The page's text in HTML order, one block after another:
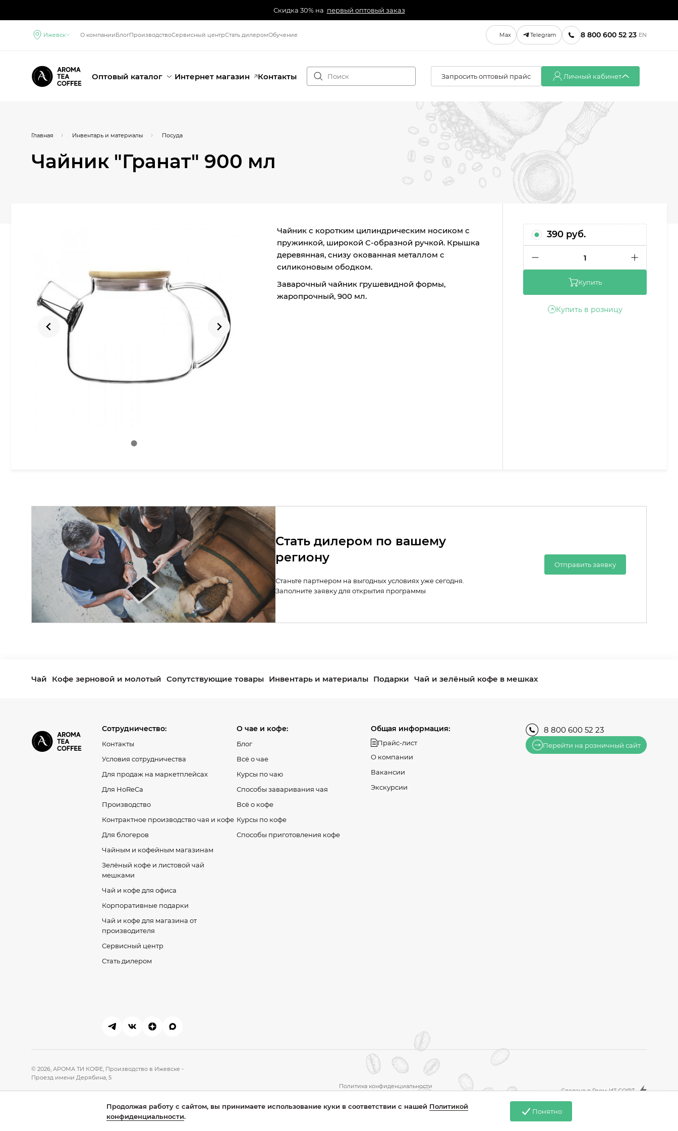
Скидка 30% на первый оптовый заказ
Ижевск О компанииБлогПроизводствоСервисный центрСтать дилеромОбучение Max Telegram 8 800 600 52 23 EN
Оптовый каталог Интернет магазин Контакты Запросить оптовый прайс Личный кабинет
Вход
Регистрация
Главная Инвентарь и материалы Посуда
Чайник "Гранат" 900 мл
Чайник с коротким цилиндрическим носиком с
пружинкой, широкой С-образной ручкой. Крышка
деревянная, снизу окованная металлом с
силиконовым ободком.
Заварочный чайник грушевидной формы,
жаропрочный, 900 мл.
390 руб.
1
Купить
Купить в розницу
Стать дилером по вашему
региону
Станьте партнером на выгодных условиях уже сегодня.
Заполните заявку для открытия программы
Отправить заявку
Чай Кофе зерновой и молотый Сопутствующие товары Инвентарь и материалы Подарки Чай и зелёный кофе в мешках
Сотрудничество:
Контакты
Условия сотрудничества
Для продаж на маркетплейсах
Для HoReCa
Производство
Контрактное производство чая и кофе
Для блогеров
Чайным и кофейным магазинам
Зелёный кофе и листовой чай
мешками
Чай и кофе для офиса
Корпоративные подарки
Чай и кофе для магазина от
производителя
Сервисный центр
Стать дилером
О чае и кофе:
Блог
Всё о чае
Курсы по чаю
Способы заваривания чая
Всё о кофе
Курсы по кофе
Способы приготовления кофе
Общая информация:
Прайс-лист
О компании
Вакансии
Экскурсии
8 800 600 52 23
Перейти на розничный сайт
© 2026, АРОМА ТИ КОФЕ, Производство в Ижевске -
Проезд имени Дерябина, 5
На сайте используется сервис Yandex SmartCaptcha
Политика конфиденциальности
Сделано в Гром-ИТ СОФТ
Напишите нам
Продолжая работу с сайтом, вы принимаете использование куки в соответствии с нашей Политикой
конфиденциальности.
Понятно